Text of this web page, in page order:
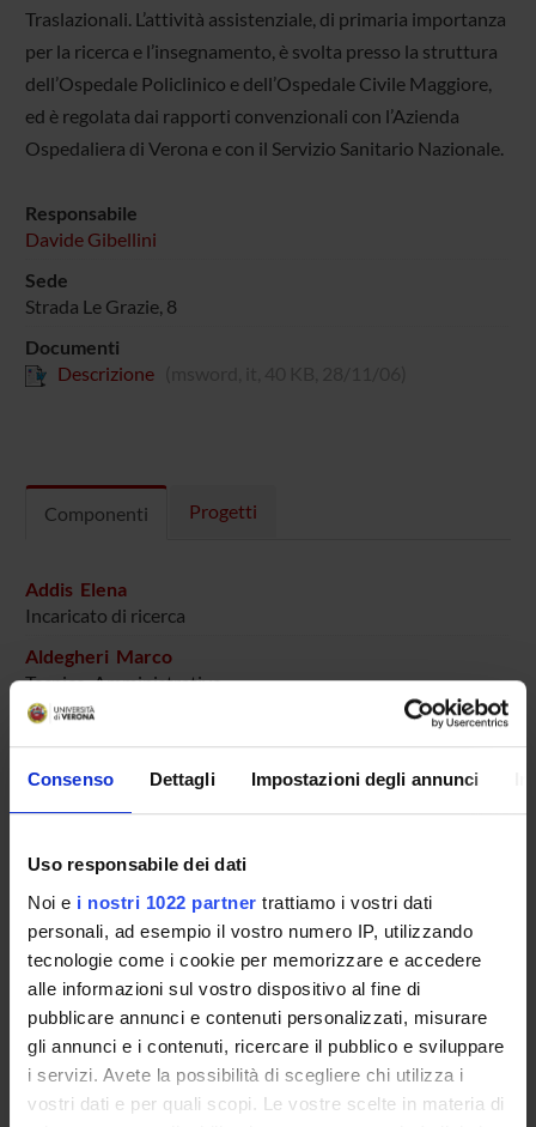
Consenso Dettagli Impostazioni degli annunci
Uso responsabile dei dati
Noi e i nostri 1022 partner trattiamo i vostri dati
personali, ad esempio il vostro numero IP, utilizzando
tecnologie come i cookie per memorizzare e accedere
alle informazioni sul vostro dispositivo al fine di
pubblicare annunci e contenuti personalizzati, misurare
gli annunci e i contenuti, ricercare il pubblico e sviluppare
i servizi. Avete la possibilità di scegliere chi utilizza i
vostri dati e per quali scopi. Le vostre scelte in materia di
Traslazionali. L’attività assistenziale, di primaria importanza
per la ricerca e l’insegnamento, è svolta presso la struttura
dell’Ospedale Policlinico e dell’Ospedale Civile Maggiore,
ed è regolata dai rapporti convenzionali con l’Azienda
Ospedaliera di Verona e con il Servizio Sanitario Nazionale.
Responsabile
Davide Gibellini
Sede
Strada Le Grazie, 8
Documenti
Descrizione
Componenti Progetti
Addis Elena
Incaricato di ricerca
Aldegheri Marco
Tecnico-Amministrativo
Bertoncelli Anna
Tecnico-Amministrativo
Bianchi Sara
Specializzando
Birti Debora
Burlacchini Gloria
Tecnico-Amministrativo
Carrera Maya
Specializzando
Cecchetto Riccardo
Dottorando